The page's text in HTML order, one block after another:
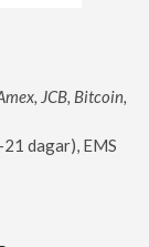
JCB, Bitcoin,
dagar), EMS